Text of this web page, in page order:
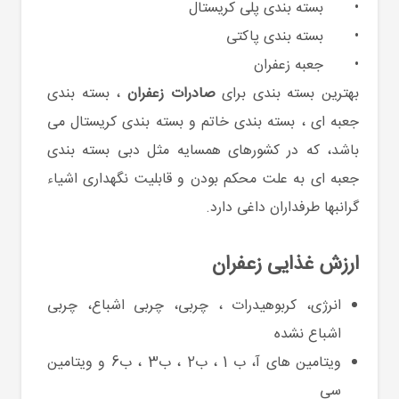
•
بسته بندی پلی کریستال
•
بسته بندی پاکتی
•
جعبه زعفران
بهترین بسته بندی برایصادرات زعفران ، بسته بندی
جعبه ای ، بسته بندی خاتم و بسته بندی کریستال می
باشد، که در کشورهای همسایه مثل دبی بسته بندی
جعبه ای به علت محکم بودن و قابلیت نگهداری اشیاء
گرانبها طرفداران داغی دارد.
ارزش غذایی زعفران
انرژی، کربوهیدرات ، چربی، چربی اشباع، چربی
اشباع نشده
ویتامین های آ، ب 1 ، ب2 ، ب3 ، ب6 و ویتامین
سی